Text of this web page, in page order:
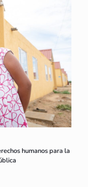
humanos para la